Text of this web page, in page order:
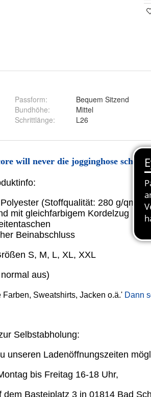
Passform:
Bequem Sitzend
Bundhöhe:
Mittel
Schrittlänge: L26